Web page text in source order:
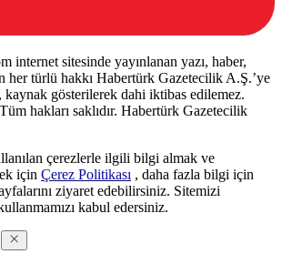
internet sitesinde yayınlanan yazı, haber,
her türlü hakkı Habertürk Gazetecilik A.Ş.’ye
kaynak gösterilerek dahi iktibas edilemez.
hakları saklıdır. Habertürk Gazetecilik
çerezlerle ilgili bilgi almak ve
için Çerez Politikası , daha fazla bilgi için
ziyaret edebilirsiniz. Sitemizi
kabul edersiniz.